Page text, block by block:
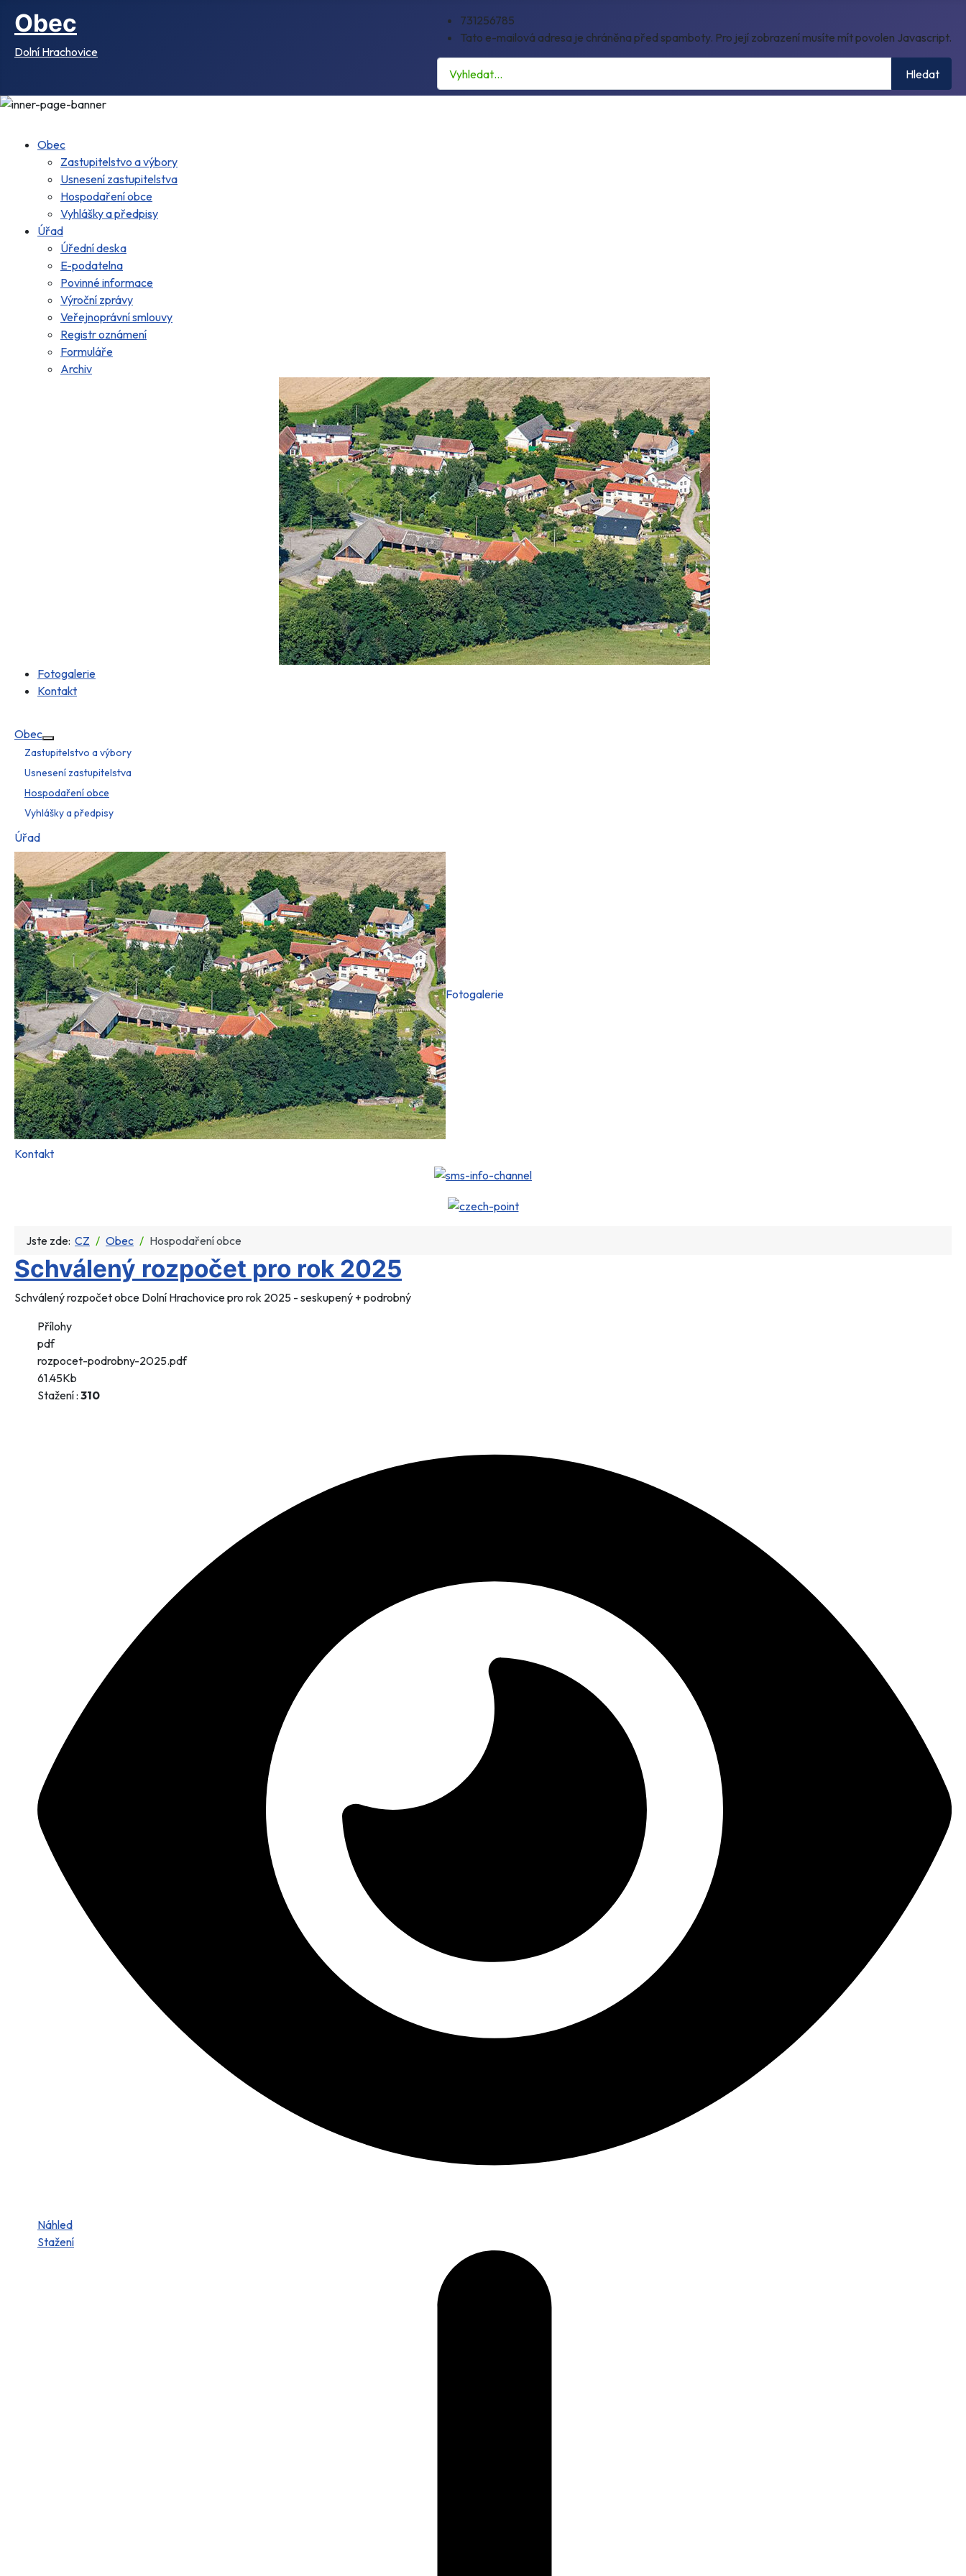
Obec
Dolní Hrachovice
731256785
Tato e-mailová adresa je chráněna před spamboty. Pro její zobrazení musíte mít povolen Javascript.
Hledat
Obec
Zastupitelstvo a výbory
Usnesení zastupitelstva
Hospodaření obce
Vyhlášky a předpisy
Úřad
Úřední deska
E-podatelna
Povinné informace
Výroční zprávy
Veřejnoprávní smlouvy
Registr oznámení
Formuláře
Archiv
Fotogalerie
Kontakt
Obec
Více o: Obec
Zastupitelstvo a výbory
Usnesení zastupitelstva
Hospodaření obce
Vyhlášky a předpisy
Úřad
Fotogalerie
Kontakt
Jste zde: CZ Obec Hospodaření obce
Schválený rozpočet pro rok 2025
Schválený rozpočet obce Dolní Hrachovice pro rok 2025 - seskupený + podrobný
Přílohy
pdf
rozpocet-podrobny-2025.pdf
61.45Kb
Stažení : 310
Náhled
Stažení